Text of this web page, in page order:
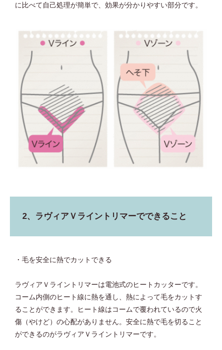
に比べて自己処理が簡単で、効果が分かりやすい部分です。
2、ラヴィアＶライントリマーでできること
・毛を安全に熱でカットできる
ラヴィアＶライントリマーは電池式のヒートカッターです。
コーム内側のヒート線に熱を通し、熱によって毛をカットす
ることができます。ヒート線はコームで覆われているので火
傷（やけど）の心配がありません。安全に熱で毛を切ること
ができるのがラヴィアＶライントリマーです。